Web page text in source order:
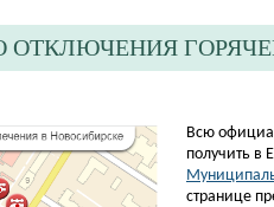
ОТКЛЮЧЕНИЯ
​Всю
получить в
странице